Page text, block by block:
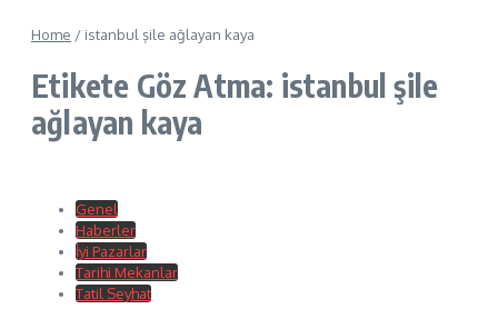
Home / istanbul şile ağlayan kaya
Etikete Göz Atma: istanbul şile
ağlayan kaya
Genel
Haberler
İyi Pazarlar
Tarihi Mekanlar
Tatil Seyhat